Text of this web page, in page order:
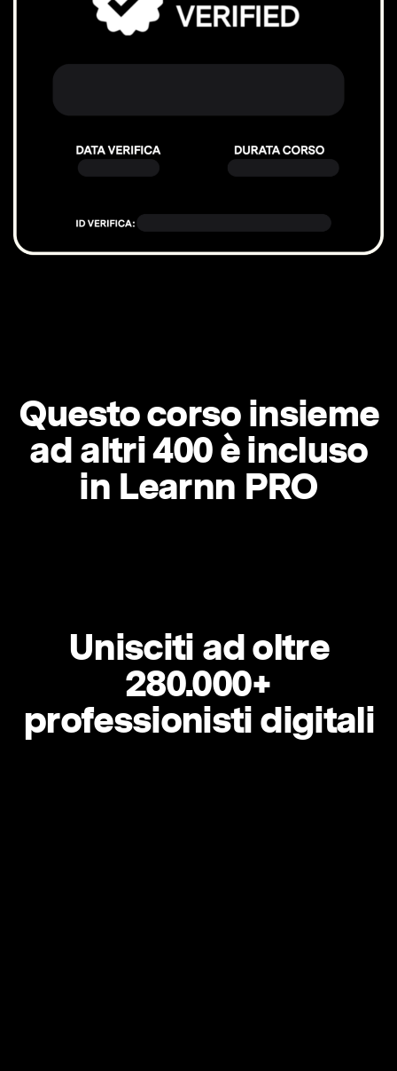
Questo corso insieme
ad altri 400 è incluso
in Learnn PRO
Unisciti ad oltre
280.000+
professionisti digitali